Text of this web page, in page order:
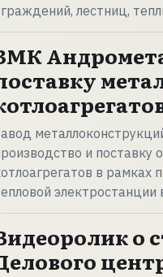
лестниц,
и поставку
в
о